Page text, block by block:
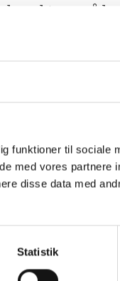
funktioner til sociale
med vores partnere
disse data med
Statistik
med tre små